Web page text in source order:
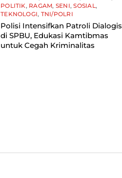
POLITIK , RAGAM, SENI,SOSIAL ,
TEKNOLOGI, TNI/POLRI
Polisi Intensifkan Patroli Dialogis
di SPBU, Edukasi Kamtibmas
untuk Cegah Kriminalitas